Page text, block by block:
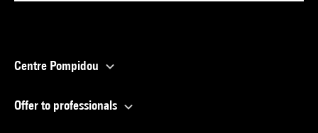
Centre Pompidou
Offer to professionals